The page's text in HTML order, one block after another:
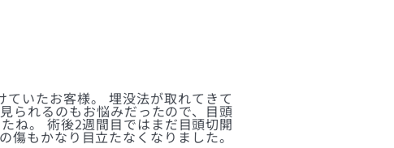
いたお客様。 埋没法が取れてきて
られるのもお悩みだったので、目頭
ね。 術後2週間目ではまだ目頭切開
傷もかなり目立たなくなりました。